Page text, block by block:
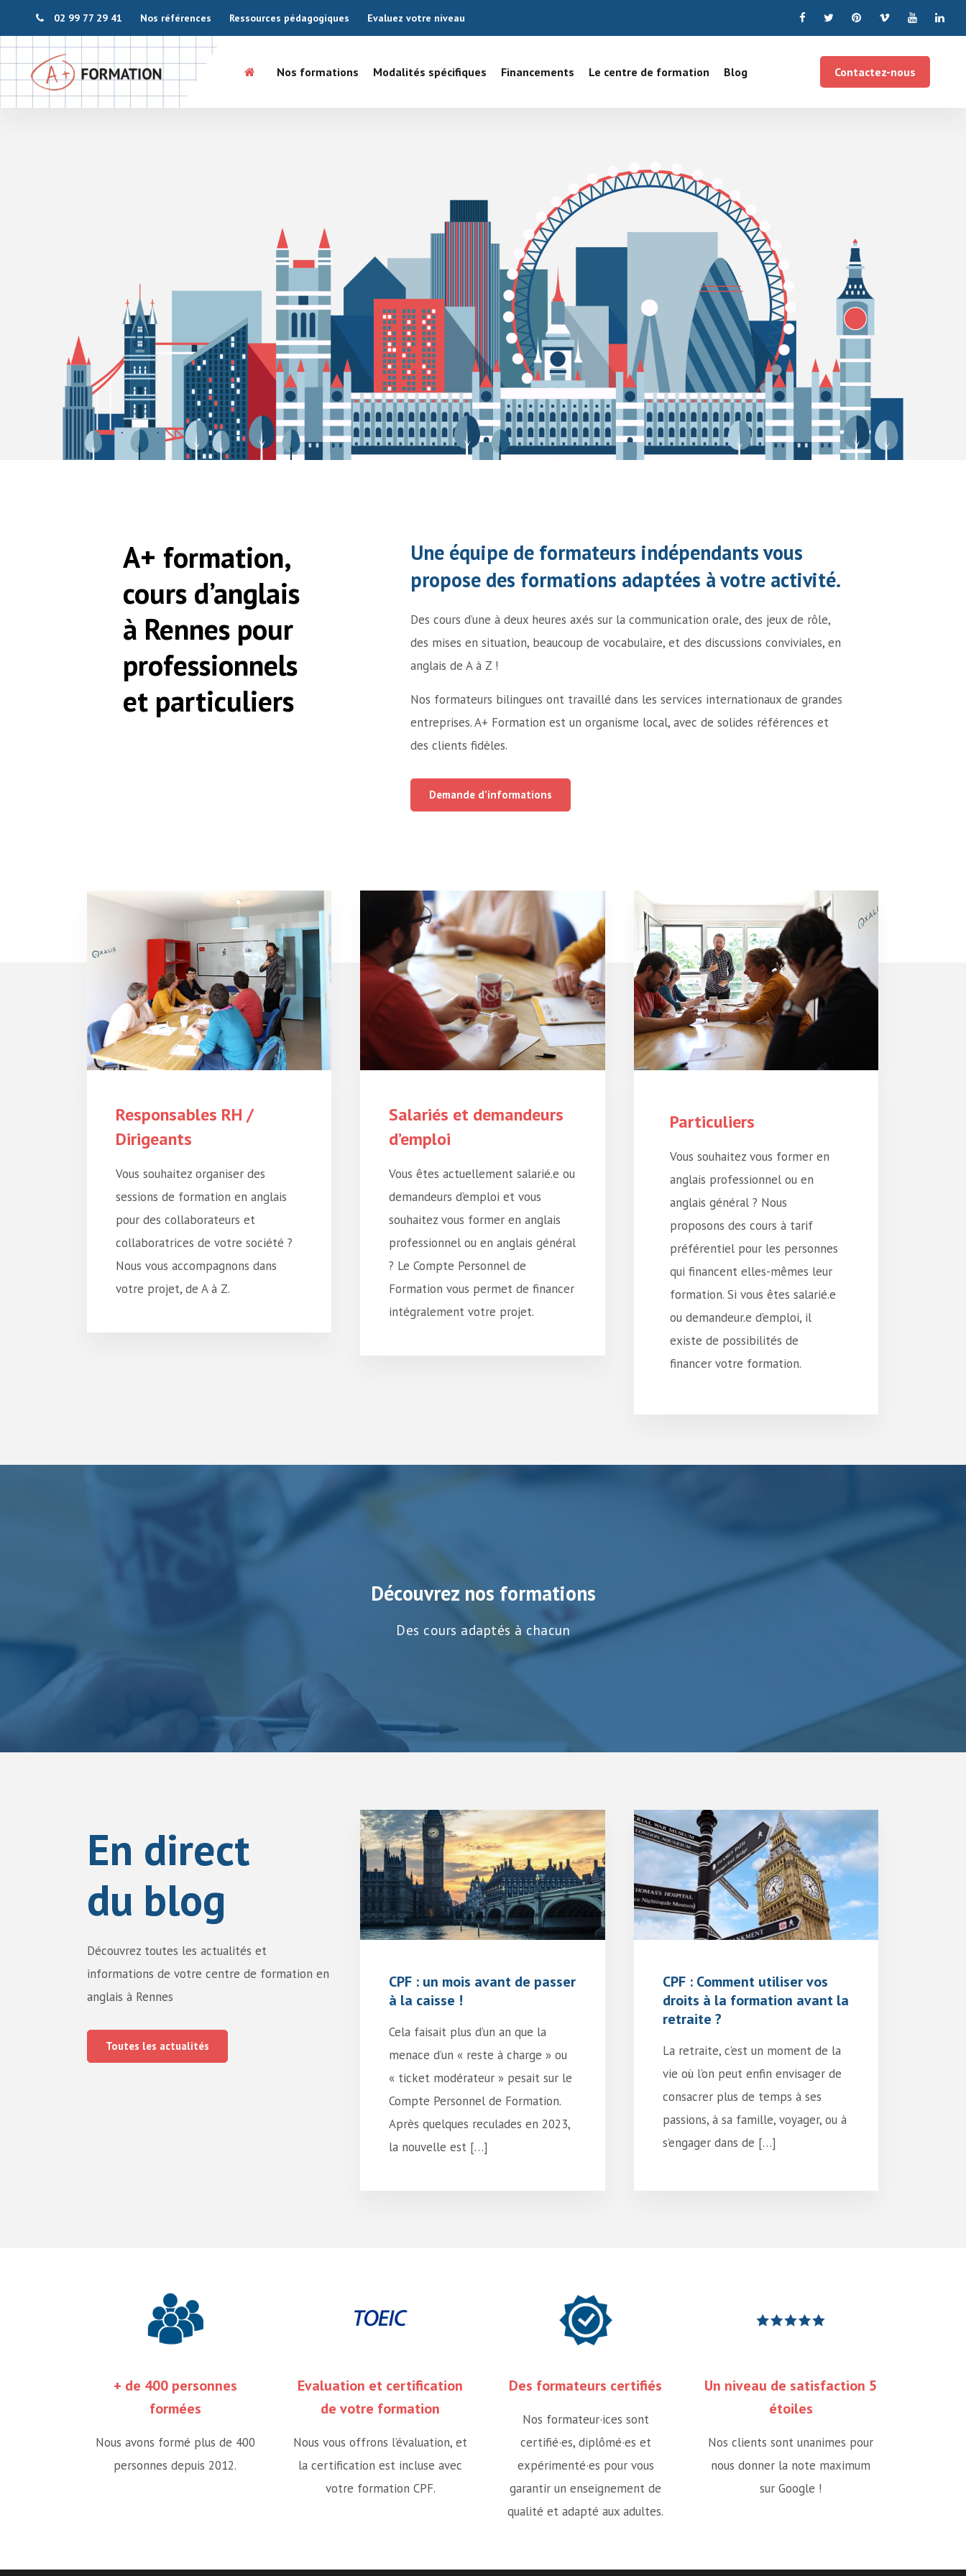
02 99 77 29 41 Nos références Ressources pédagogiques Evaluez votre niveau
Nos formations Modalités spécifiques Financements Le centre de formation Blog Contactez-nous
A+ formation,
cours d’anglais
à Rennes pour
professionnels
et particuliers
Une équipe de formateurs indépendants vous
propose des formations adaptées à votre activité.
Des cours d’une à deux heures axés sur la communication orale, des jeux de rôle,
des mises en situation, beaucoup de vocabulaire, et des discussions conviviales, en
anglais de A à Z !
Nos formateurs bilingues ont travaillé dans les services internationaux de grandes
entreprises. A+ Formation est un organisme local, avec de solides références et
des clients fidèles.
Demande d’informations
Responsables RH /
Dirigeants
Vous souhaitez organiser des
sessions de formation en anglais
pour des collaborateurs et
collaboratrices de votre société ?
Nous vous accompagnons dans
votre projet, de A à Z.
Salariés et demandeurs
d’emploi
Vous êtes actuellement salarié.e ou
demandeurs d’emploi et vous
souhaitez vous former en anglais
professionnel ou en anglais général
? Le Compte Personnel de
Formation vous permet de financer
intégralement votre projet.
Particuliers
Vous souhaitez vous former en
anglais professionnel ou en
anglais général ? Nous
proposons des cours à tarif
préférentiel pour les personnes
qui financent elles-mêmes leur
formation. Si vous êtes salarié.e
ou demandeur.e d’emploi, il
existe de possibilités de
financer votre formation.
Découvrez nos formations
Des cours adaptés à chacun
En direct
du blog
Découvrez toutes les actualités et
informations de votre centre de formation en
anglais à Rennes
Toutes les actualités
CPF : un mois avant de passer
à la caisse !
Cela faisait plus d’un an que la
menace d’un « reste à charge » ou
« ticket modérateur » pesait sur le
Compte Personnel de Formation.
Après quelques reculades en 2023,
la nouvelle est […]
CPF : Comment utiliser vos
droits à la formation avant la
retraite ?
La retraite, c’est un moment de la
vie où l’on peut enfin envisager de
consacrer plus de temps à ses
passions, à sa famille, voyager, ou à
s’engager dans de […]
+ de 400 personnes
formées
Nous avons formé plus de 400
personnes depuis 2012.
Evaluation et certification
de votre formation
Nous vous offrons l’évaluation, et
la certification est incluse avec
votre formation CPF.
Des formateurs certifiés
Nos formateur·ices sont
certifié·es, diplômé·es et
expérimenté·es pour vous
garantir un enseignement de
qualité et adapté aux adultes.
Un niveau de satisfaction 5
étoiles
Nos clients sont unanimes pour
nous donner la note maximum
sur Google !